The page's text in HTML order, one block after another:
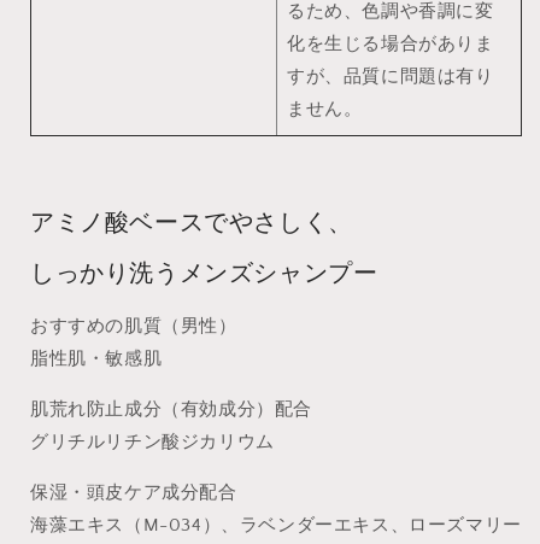
るため、色調や香調に変
化を生じる場合がありま
すが、品質に問題は有り
ません。
アミノ酸ベースでやさしく、
しっかり洗うメンズシャンプー
おすすめの肌質（男性）
脂性肌・敏感肌
肌荒れ防止成分（有効成分）配合
グリチルリチン酸ジカリウム
保湿・頭皮ケア成分配合
海藻エキス（M-034）、ラベンダーエキス、ローズマリー